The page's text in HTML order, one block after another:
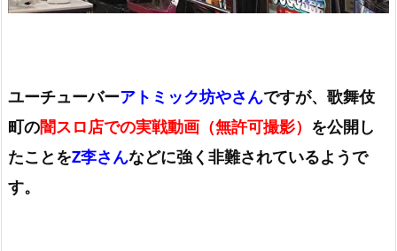
ユーチューバーアトミック坊やさんですが、歌舞伎
町の闇スロ店での実戦動画（無許可撮影） を公開し
たことをZ李さんなどに強く非難されているようで
す。